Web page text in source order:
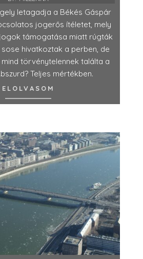
letagadja a Békés Gáspár
jogerős ítéletet, mely
támogatása miatt rúgták
sose hivatkoztak a perben, de
törvénytelennek találta a
Teljes mértékben.
ELOLVASOM